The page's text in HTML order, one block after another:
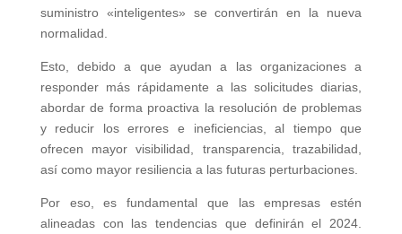
suministro «inteligentes» se convertirán en la nueva
normalidad.
Esto, debido a que ayudan a las organizaciones a
responder más rápidamente a las solicitudes diarias,
abordar de forma proactiva la resolución de problemas
y reducir los errores e ineficiencias, al tiempo que
ofrecen mayor visibilidad, transparencia, trazabilidad,
así como mayor resiliencia a las futuras perturbaciones.
Por eso, es fundamental que las empresas estén
alineadas con las tendencias que definirán el 2024.